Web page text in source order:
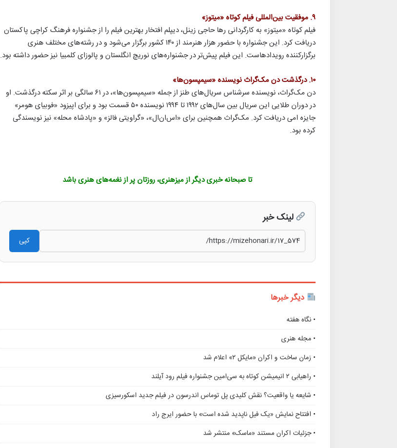
۹. موفقیت بین‌المللی فیلم کوتاه «میتوز»
فیلم کوتاه «میتوز» به کارگردانی رها حاجی زینل، دیپلم افتخار بهترین فیلم را از جشنواره فرهنگ کراچی پاکستان
دریافت کرد. این جشنواره با حضور هزار هنرمند از ۱۴۰ کشور برگزار می‌شود و در رشته‌های مختلف هنری
برگزارکننده رویدادهاست. این فیلم پیش‌تر در جشنواره‌های نوریچ انگلستان و پالوزای کلمبیا نیز حضور داشته بود.
۱۰. درگذشت دن مک‌گراث نویسنده «سیمپسون‌ها»
دن مک‌گراث، نویسنده سرشناس سریال‌های طنز از جمله «سیمپسون‌ها»، در ۶۱ سالگی بر اثر سکته درگذشت. او
در دوران طلایی این سریال بین سال‌های ۱۹۹۲ تا ۱۹۹۴ نویسنده ۵۰ قسمت بود و برای اپیزود «فوبیای هومر»
جایزه امی دریافت کرد. مک‌گراث همچنین برای «اس‌ان‌ال»، «گراویتی فالز» و «پادشاه محله» نیز نویسندگی
کرده بود.
تا صبحانه خبری دیگر از میزهنری، روزتان پر از نغمه‌های هنری باشد
لینک خبر
کپی
دیگر خبرها
• نگاه هفته
• مجله هنری
• زمان ساخت و اکران «مایکل ۲» اعلام شد
• راهیابی ۲ انیمیشن کوتاه به سی‌امین جشنواره فیلم رود آیلند
• شایعه یا واقعیت؟ نقش کلیدی پل توماس اندرسون در فیلم جدید اسکورسیزی
• افتتاح نمایش «یک فیل ناپدید شده است» با حضور ایرج راد
• جزئیات اکران مستند «ماسک» منتشر شد